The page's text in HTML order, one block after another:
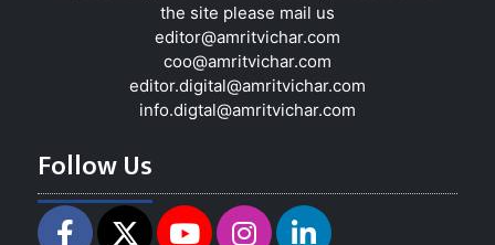
the site please mail us
editor@amritvichar.com
coo@amritvichar.com
editor.digital@amritvichar.com
info.digtal@amritvichar.com
Follow Us